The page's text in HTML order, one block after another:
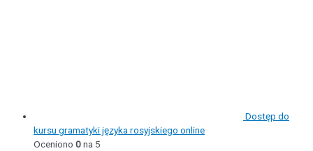
Dostęp do
kursu gramatyki języka rosyjskiego online
Oceniono 0na 5